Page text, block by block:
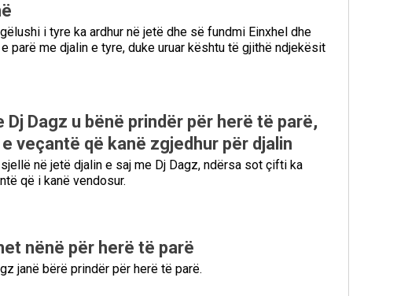
i tyre ka ardhur në jetë dhe së fundmi Einxhel dhe
parë me djalin e tyre, duke uruar kështu të gjithë ndjekësit
Dj Dagz u bënë prindër për herë të parë,
veçantë që kanë zgjedhur për djalin
në jetë djalin e saj me Dj Dagz, ndërsa sot çifti ka
që i kanë vendosur.
nënë për herë të parë
janë bërë prindër për herë të parë.